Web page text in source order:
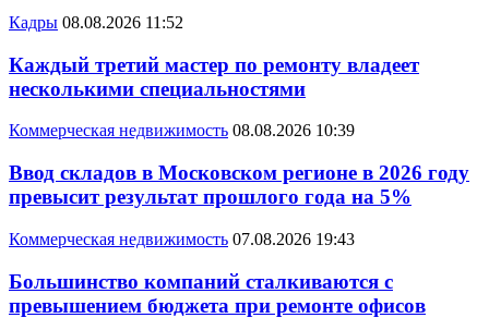
Кадры 08.08.2026 11:52
Каждый третий мастер по ремонту владеет
несколькими специальностями
Коммерческая недвижимость 08.08.2026 10:39
Ввод складов в Московском регионе в 2026 году
превысит результат прошлого года на 5%
Коммерческая недвижимость 07.08.2026 19:43
Большинство компаний сталкиваются с
превышением бюджета при ремонте офисов